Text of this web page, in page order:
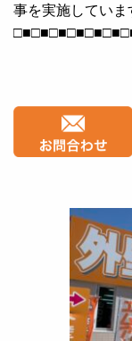
事を実施していま